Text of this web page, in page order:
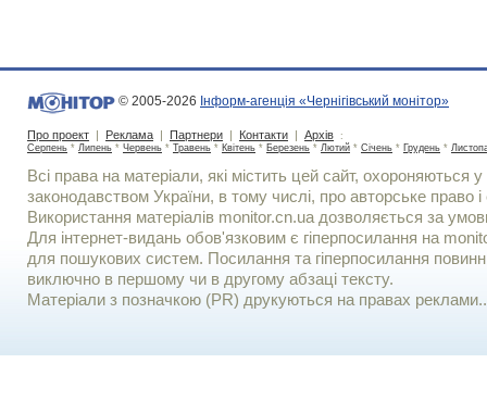
© 2005-2026 Інформ-агенція «Чернігівський монітор»
Про проект | Реклама | Партнери | Контакти | Архів :
Серпень * Липень * Червень * Травень * Квітень * Березень * Лютий * Січень * Грудень *
Всі права на матеріали, які містить цей сайт, охороняються у
законодавством України, в тому числі, про авторське право і
Використання матерiалiв monitor.cn.ua дозволяється за
Для iнтернет-видань обов'язковим є гiперпосилання на
для пошукових систем. Посилання та гіперпосилання
виключно в першому чи в другому абзаці тексту.
Матеріали з позначкою (PR) друкуються на правах реклами..